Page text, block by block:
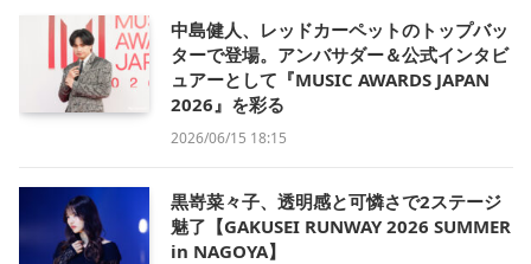
中島健人、レッドカーペットのトップバッ
ターで登場。アンバサダー＆公式インタビ
ュアーとして『MUSIC AWARDS JAPAN
2026』を彩る
2026/06/15 18:15
黒嵜菜々子、透明感と可憐さで2ステージ
魅了【GAKUSEI RUNWAY 2026 SUMMER
in NAGOYA】